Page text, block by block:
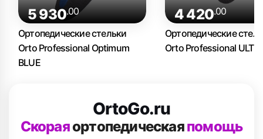
5 930.00
Ортопедические стельки
Orto Professional Optimum
BLUE
4 420.00
Ортопедические
Orto Professional
OrtoGo.ru
Скораяортопедическаяпомощь